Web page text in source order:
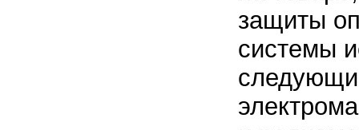
защиты
системы